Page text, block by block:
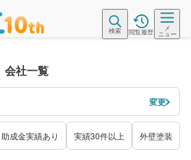
検索 閲覧履歴
メ
ニュー
社一覧
変更
助成金実績あり 実績30件以上 外壁塗装